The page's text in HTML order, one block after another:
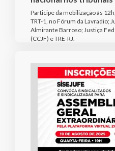
Participe da mobilização às
TRT-1, no Fórum da Lavradio;
Almirante Barroso; Justiça
(CCJF) e TRE-RJ.